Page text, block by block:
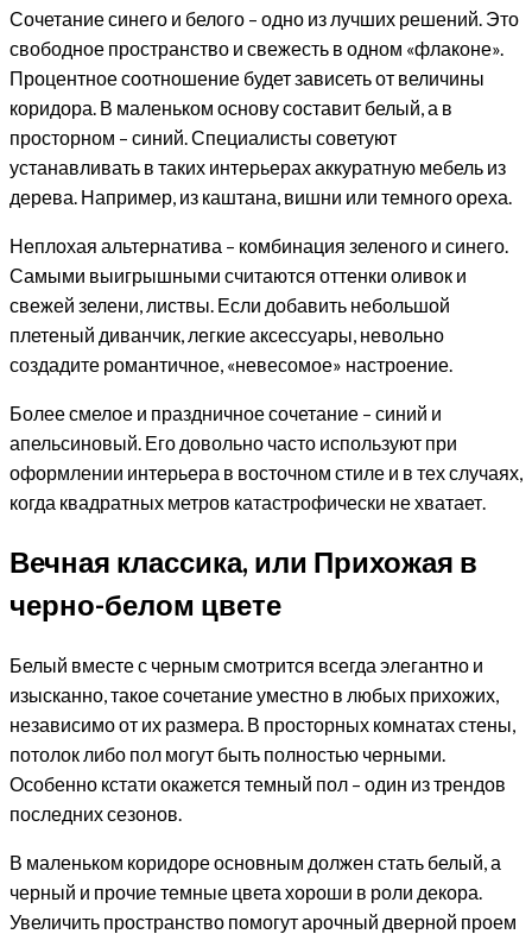
Сочетание синего и белого – одно из лучших решений. Это
свободное пространство и свежесть в одном «флаконе».
Процентное соотношение будет зависеть от величины
коридора. В маленьком основу составит белый, а в
просторном – синий. Специалисты советуют
устанавливать в таких интерьерах аккуратную мебель из
дерева. Например, из каштана, вишни или темного ореха.
Неплохая альтернатива – комбинация зеленого и синего.
Самыми выигрышными считаются оттенки оливок и
свежей зелени, листвы. Если добавить небольшой
плетеный диванчик, легкие аксессуары, невольно
создадите романтичное, «невесомое» настроение.
Более смелое и праздничное сочетание – синий и
апельсиновый. Его довольно часто используют при
оформлении интерьера в восточном стиле и в тех случаях,
когда квадратных метров катастрофически не хватает.
Вечная классика, или Прихожая в
черно-белом цвете
Белый вместе с черным смотрится всегда элегантно и
изысканно, такое сочетание уместно в любых прихожих,
независимо от их размера. В просторных комнатах стены,
потолок либо пол могут быть полностью черными.
Особенно кстати окажется темный пол – один из трендов
последних сезонов.
В маленьком коридоре основным должен стать белый, а
черный и прочие темные цвета хороши в роли декора.
Увеличить пространство помогут арочный дверной проем